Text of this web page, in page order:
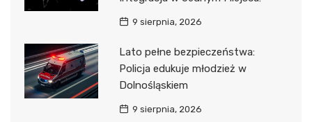
9 sierpnia, 2026
Lato pełne bezpieczeństwa:
Policja edukuje młodzież w
Dolnośląskiem
9 sierpnia, 2026